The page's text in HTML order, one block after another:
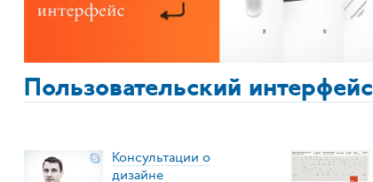
Пользовательский интерфейс
Консультации о
дизайне